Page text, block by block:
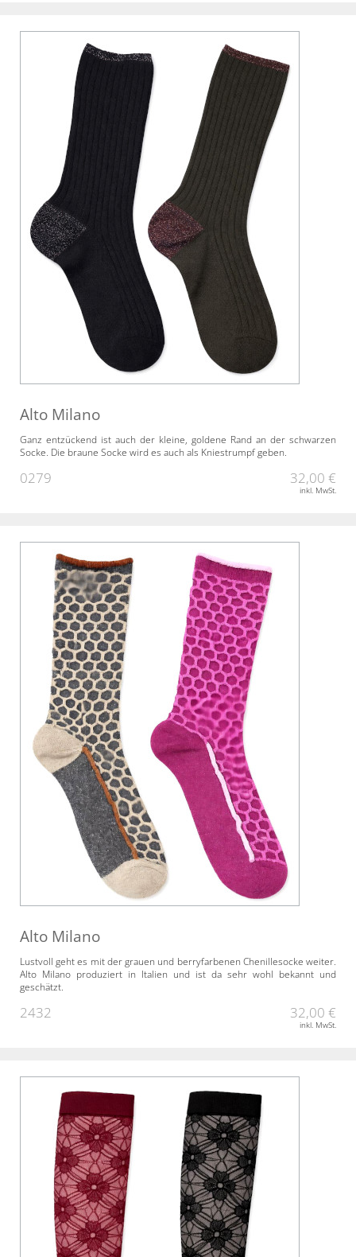
Alto Milano
Ganz entzückend ist auch der kleine, goldene Rand an der schwarzen
Socke. Die braune Socke wird es auch als Kniestrumpf geben.
0279 32,00 €
inkl. MwSt.
Alto Milano
Lustvoll geht es mit der grauen und berryfarbenen Chenillesocke weiter.
Alto Milano produziert in Italien und ist da sehr wohl bekannt und
geschätzt.
2432 32,00 €
inkl. MwSt.